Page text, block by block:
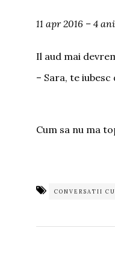
11 apr 2016 – 4 ani
Il aud mai
– Sara, te
Cum sa nu ma
CONVERSATII